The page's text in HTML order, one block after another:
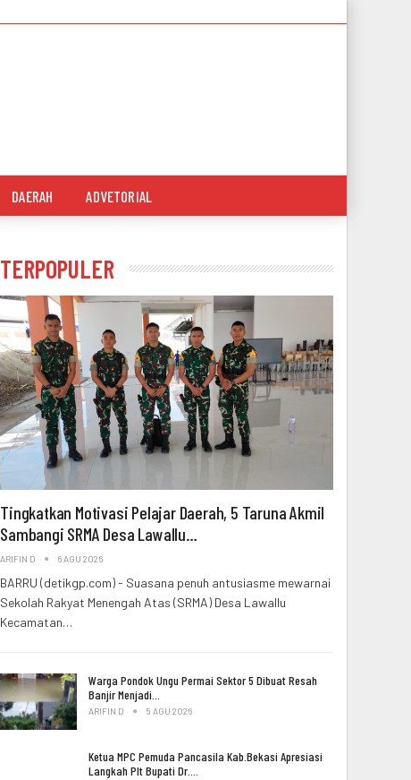
DAERAH ADVETORIAL
TERPOPULER
Tingkatkan Motivasi Pelajar Daerah, 5 Taruna Akmil
Sambangi SRMA Desa Lawallu…
ARIFIN D 6 AGU 2026
BARRU (detikgp.com) - Suasana penuh antusiasme mewarnai
Sekolah Rakyat Menengah Atas (SRMA) Desa Lawallu
Kecamatan…
Warga Pondok Ungu Permai Sektor 5 Dibuat Resah
Banjir Menjadi…
ARIFIN D 5 AGU 2026
Ketua MPC Pemuda Pancasila Kab.Bekasi Apresiasi
Langkah Plt Bupati Dr.…